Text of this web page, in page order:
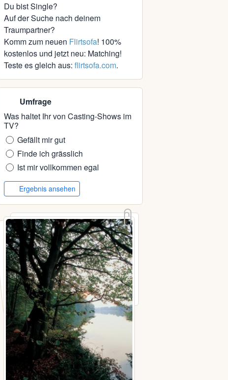
Du bist Single?
Auf der Suche nach deinem
Traumpartner?
Komm zum neuen Flirtsofa! 100%
kostenlos und jetzt neu: Matching!
Teste es gleich aus: flirtsofa.com.
Umfrage
Was haltet Ihr von Casting-Shows im
TV?
Gefällt mir gut
Finde ich grässlich
Ist mir vollkommen egal
Ergebnis ansehen